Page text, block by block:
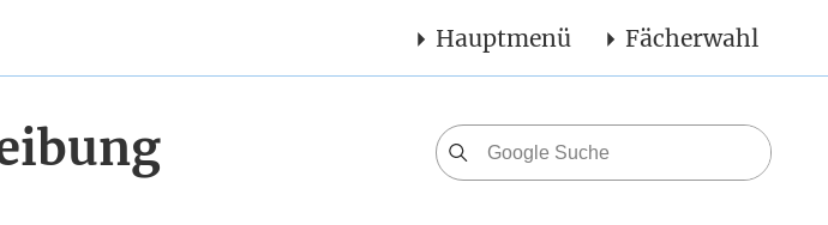
Hauptmenü Fächerwahl